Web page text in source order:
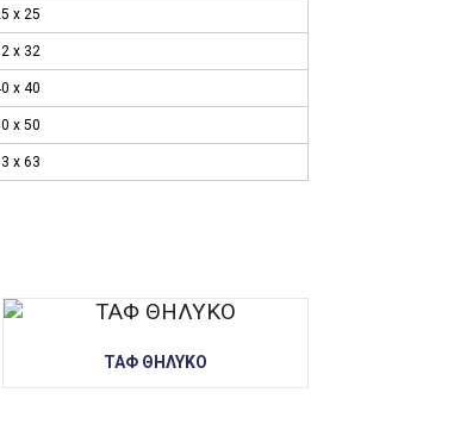
x 25
x 32
x 40
x 50
x 63
ΤΑΦ ΘΗΛΥΚΟ